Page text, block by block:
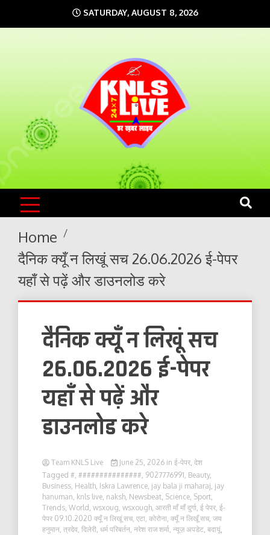
to
SATURDAY, AUGUST 8, 2026
KNLS LIVE
India`s No.1 News Portal
Home
दैनिक क्यूँ न लिखूं सच 26.06.2026 ई-पेपर
यहाँ से पढ़ें और डाउनलोड करे
दैनिक क्यूँ न लिखूं सच
26.06.2026 ई-पेपर
यहाँ से पढ़ें और
डाउनलोड करे
Team KNLS Live June 25, 2026 in ई-पेपर, देश
Tagged #, ###############, 9027776991, Beauty,
Business, Health, Iskra Lawrence, jay bala ji maharaj, jay
hanuman, knls live, naksh, Newsbeat, Science, Sport,
Trends, World , wsxoug, wsxough, आरती माँ माँ दुर्गा, ई पेपर, ई-
पेपर 09.10.2020 क्यूँ न लिखूं सच, एटा, कोरोना, क्यूँ न लिखूँ सच, जय
हनुमान, त्रदेव, दिलेरी, धर्म परिबर्तन, नरेश राज शर्मा, न्यूज़ अपडेट, बदायूं,